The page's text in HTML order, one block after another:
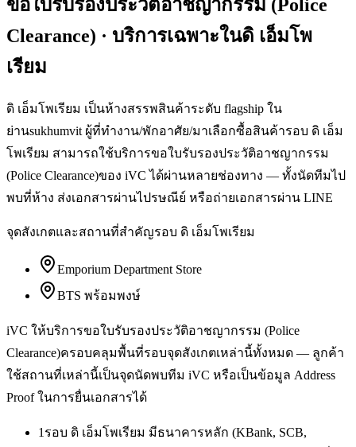
ขอใบรับรองประวัติอาชญากรรม (Police
Clearance) · บริการเฉพาะในดิ เอ็มโพ
เรียม
ดิ เอ็มโพเรียม เป็นห้างสรรพสินค้าระดับ flagship ใน
ย่านsukhumvit ผู้ที่ทำงาน/พักอาศัย/มาเลือกซื้อสินค้ารอบ ดิ เอ็ม
โพเรียม สามารถใช้บริการขอใบรับรองประวัติอาชญากรรม
(Police Clearance)ของ iVC ได้ผ่านหลายช่องทาง — ทั้งนัดทีมไป
พบที่ห้าง ส่งเอกสารผ่านไปรษณีย์ หรือถ่ายเอกสารผ่าน LINE
จุดสังเกตและสถานที่สำคัญรอบ ดิ เอ็มโพเรียม
Emporium Department Store
BTS พร้อมพงษ์
iVC ให้บริการขอใบรับรองประวัติอาชญากรรม (Police
Clearance)ครอบคลุมพื้นที่รอบจุดสังเกตเหล่านี้ทั้งหมด — ลูกค้า
ใช้สถานที่เหล่านี้เป็นจุดนัดพบทีม iVC หรือเป็นข้อมูล Address
Proof ในการยื่นเอกสารได้
1 รอบ ดิ เอ็มโพเรียม มีธนาคารหลัก (KBank, SCB,